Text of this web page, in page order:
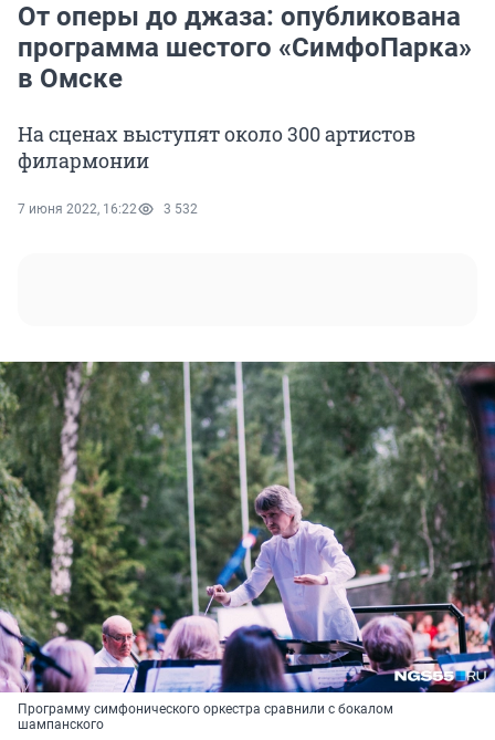
От оперы до джаза: опубликована
программа шестого «СимфоПарка»
в Омске
На сценах выступят около 300 артистов
филармонии
7 июня 2022, 16:22 3 532
Программу симфонического оркестра сравнили с бокалом
шампанского